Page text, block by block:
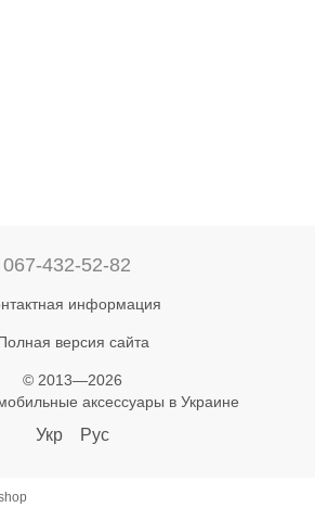
067-432-52-82
информация
версия сайта
© 2013—2026
аксессуары в Украине
Укр Рус